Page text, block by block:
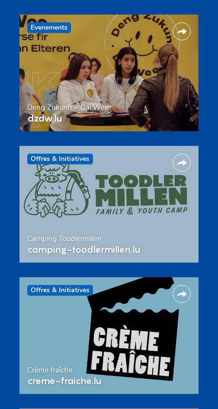
Evenements
Deng Zukunft – Däi Wee
dzdw.lu
Offres & Initiatives
Camping Toodlermillen
camping-toodlermillen.lu
Offres & Initiatives
Crème fraîche
creme-fraiche.lu